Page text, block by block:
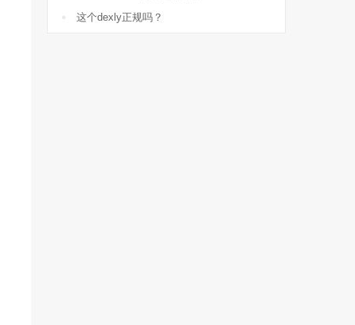
这个dexly正规吗？